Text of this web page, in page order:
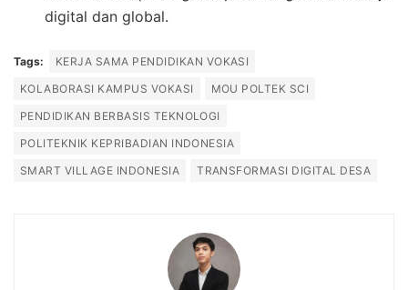
digital dan global.
Tags:
KERJA SAMA PENDIDIKAN VOKASI
KOLABORASI KAMPUS VOKASI
MOU POLTEK SCI
PENDIDIKAN BERBASIS TEKNOLOGI
POLITEKNIK KEPRIBADIAN INDONESIA
SMART VILLAGE INDONESIA
TRANSFORMASI DIGITAL DESA